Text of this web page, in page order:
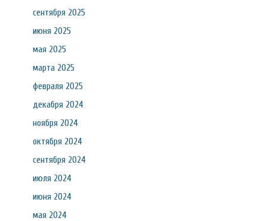
сентября 2025
июня 2025
мая 2025
марта 2025
февраля 2025
декабря 2024
ноября 2024
октября 2024
сентября 2024
июля 2024
июня 2024
мая 2024